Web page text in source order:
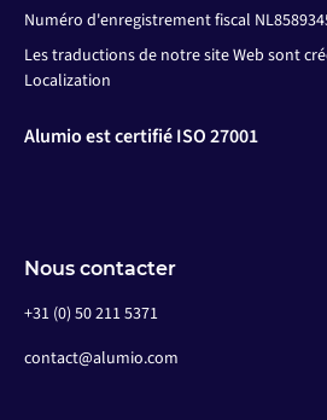
Numéro d'enregistrement fiscal
Les traductions de notre site Web sont
Localization
Alumio est certifié ISO 27001
Nous contacter
+31 (0) 50 211 5371
contact@alumio.com